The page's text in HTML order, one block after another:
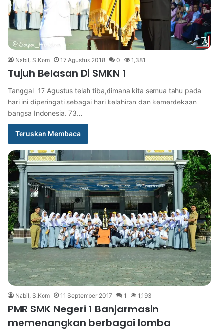
Nabil, S.Kom 17 Agustus 2018 0 1,381
Tujuh Belasan Di SMKN 1
Tanggal 17 Agustus telah tiba,dimana kita semua tahu pada
hari ini diperingati sebagai hari kelahiran dan kemerdekaan
bangsa Indonesia. 73…
Teruskan Membaca
Nabil, S.Kom 11 September 2017 1 1,193
PMR SMK Negeri 1 Banjarmasin
memenangkan berbagai lomba